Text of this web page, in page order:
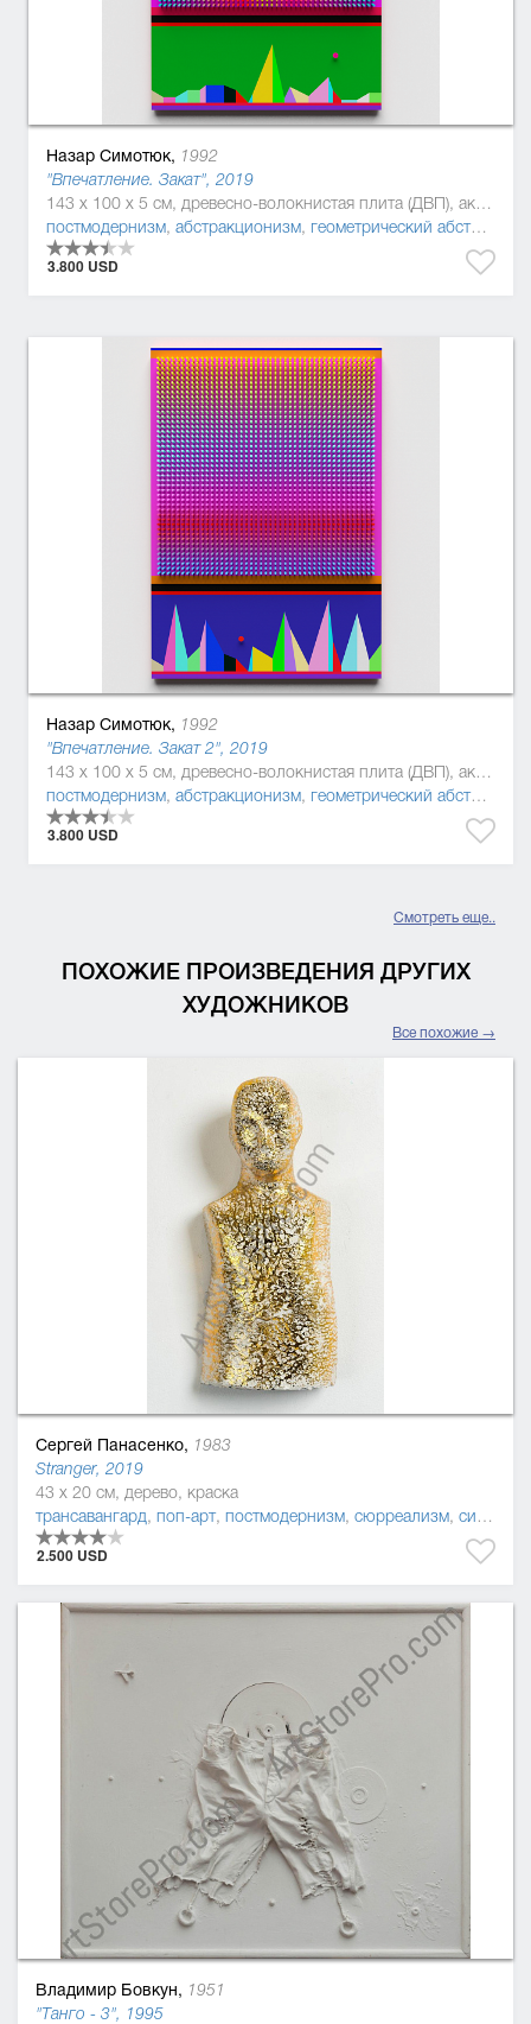
Назар Симотюк, 1992
"Впечатление. Закат", 2019
143 x 100 x 5 см, древесно-волокнистая плита (ДВП), акриловая краска, Дерево, полиуретан
постмодернизм, абстракционизм, геометрический абстракционизм
3.800 USD
Назар Симотюк, 1992
"Впечатление. Закат 2", 2019
143 x 100 x 5 см, древесно-волокнистая плита (ДВП), акриловая краска, Дерево, полиуретан
постмодернизм, абстракционизм, геометрический абстракционизм
3.800 USD
Смотреть еще..
ПОХОЖИЕ ПРОИЗВЕДЕНИЯ ДРУГИХ
ХУДОЖНИКОВ
Все похожие →
Сергей Панасенко, 1983
Stranger, 2019
43 x 20 см, дерево, краска
трансавангард, поп-арт, постмодернизм, сюрреализм, символизм
2.500 USD
Владимир Бовкун, 1951
"Танго - 3", 1995